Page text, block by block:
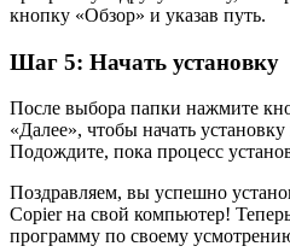
кнопку «Обзор» и указав путь.
Шаг 5: Начать установку
После выбора папки нажмите
«Далее», чтобы начать
Подождите, пока процесс
Поздравляем, вы успешно
Copier на свой компьютер!
программу по своему